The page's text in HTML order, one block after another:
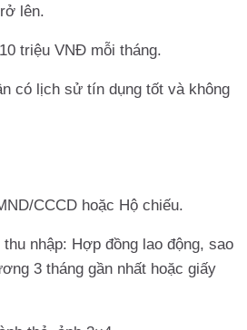
lên.
triệu VNĐ mỗi tháng.
có lịch sử tín dụng tốt và không
CCCD hoặc Hộ chiếu.
nhập: Hợp đồng lao động, sao
3 tháng gần nhất hoặc giấy